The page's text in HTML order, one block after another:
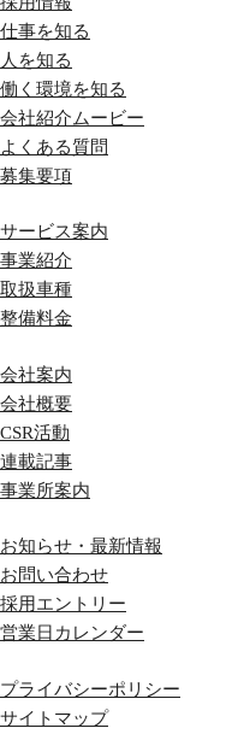
仕事を知る
人を知る
働く環境を知る
会社紹介ムービー
よくある質問
募集要項
サービス案内
事業紹介
取扱車種
整備料金
会社案内
会社概要
CSR活動
連載記事
事業所案内
お知らせ・最新情報
お問い合わせ
採用エントリー
営業日カレンダー
プライバシーポリシー
サイトマップ